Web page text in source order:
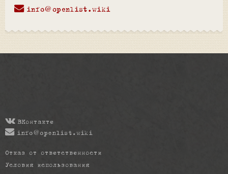
info@openlist.wiki
ВКонтакте
info@openlist.wiki
Отказ от ответственности
Условия использования